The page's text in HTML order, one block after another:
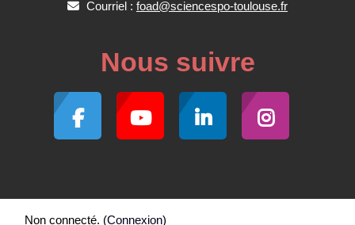
Courriel : foad@sciencespo-toulouse.fr
Nous suivre
Non connecté. (Connexion)